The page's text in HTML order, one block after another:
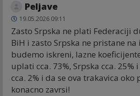
Peljave
19.05.2026 09:11
Zasto Srpska ne plati Federaciji
BiH i zasto Srpska ne pristane na
budemo iskreni, lazne
uplati cca. 73%, Srpska cca. 25%
cca. 2% i da se ova trakavica oko
konacno zavrsi!